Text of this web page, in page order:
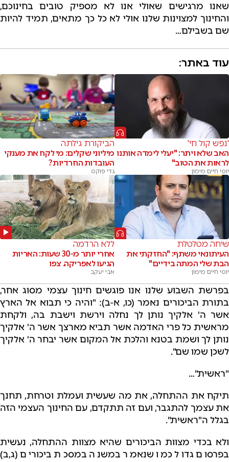
שאנו מרגישים שאולי אנו לא מספיק טובים בחינוכם,
והחינוך למצוינות שלנו אולי לא כל כך מתאים, תמיד להיות
שם בשבילם…
עוד באתר:
'נפש קול חי'
האב שלא ויתר: "יעלי לימדה אותנו
לראות את הטוב"
יוסי חיים מימון
הביקורת גילתה
מיליוני שקלים: מי לקח את מענקי
העובדות החרדיות?
גדי פוקס
שיחה מטלטלת
העיתונאי משתף: "החזקתי את
הבת שלי המתה בידיים"
יוסי חיים מימון
ללא הרדמה
אחרי יותר מ-30 שעות: האריות
הגיעו לאפריקה. צפו
אבי יעקב
בפרשת השבוע שלנו אנו פוגשים חינוך עצמי מסוג אחר,
בתורת הביכורים נאמר (כו, א-ב): "והיה כי תבוא אל הארץ
אשר ה' אלקיך נותן לך נחלה וירשת וישבת בה, ולקחת
מראשית כל פרי האדמה אשר תביא מארצך אשר ה' אלקיך
נותן לך ושמת בטנא והלכת אל המקום אשר יבחר ה' אלקיך
לשכן שמו שם".
"ראשית"…
תיקח את ההתחלה, את מה שעשית ועמלת וטרחת, תחנך
את עצמך להתגבר, ועם זה תתקדם, עם החינוך העצמי הזה
בגלל ה"ראשית".
ולא בכדי מצוות הביכורים שהיא מצוות ההתחלה, נעשית
בפרסום גדול כמו שנאמר במשנה במסכת ביכורים (ג,ב)